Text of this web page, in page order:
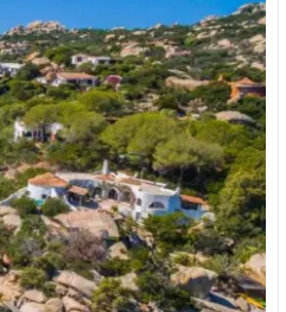
LTD:
PROFESSIONISTI
DEL
REAL
ESTATE
EUROPEO